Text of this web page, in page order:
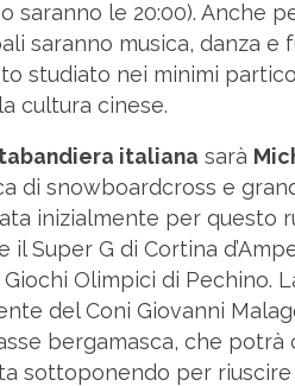
saranno le 20:00). Anche
saranno musica, danza e
studiato nei minimi
cultura cinese.
italiana sarà
di snowboardcross e
inizialmente per questo
il Super G di Cortina
Olimpici di Pechino.
del Coni Giovanni
bergamasca, che potrà
sottoponendo per